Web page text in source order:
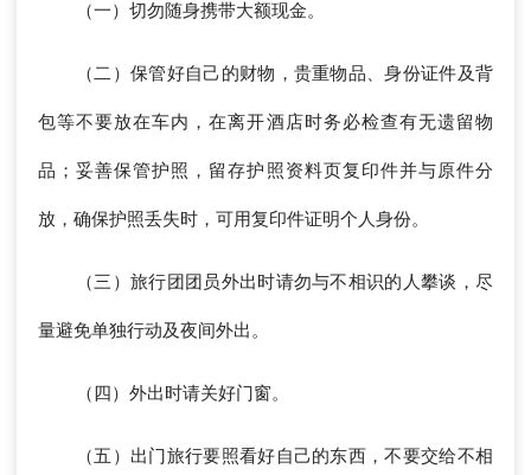
（一）切勿随身携带大额现金。
（二）保管好自己的财物，贵重物品、身份证件及背
包等不要放在车内，在离开酒店时务必检查有无遗留物
品；妥善保管护照，留存护照资料页复印件并与原件分
放，确保护照丢失时，可用复印件证明个人身份。
（三）旅行团团员外出时请勿与不相识的人攀谈，尽
量避免单独行动及夜间外出。
（四）外出时请关好门窗。
（五）出门旅行要照看好自己的东西，不要交给不相